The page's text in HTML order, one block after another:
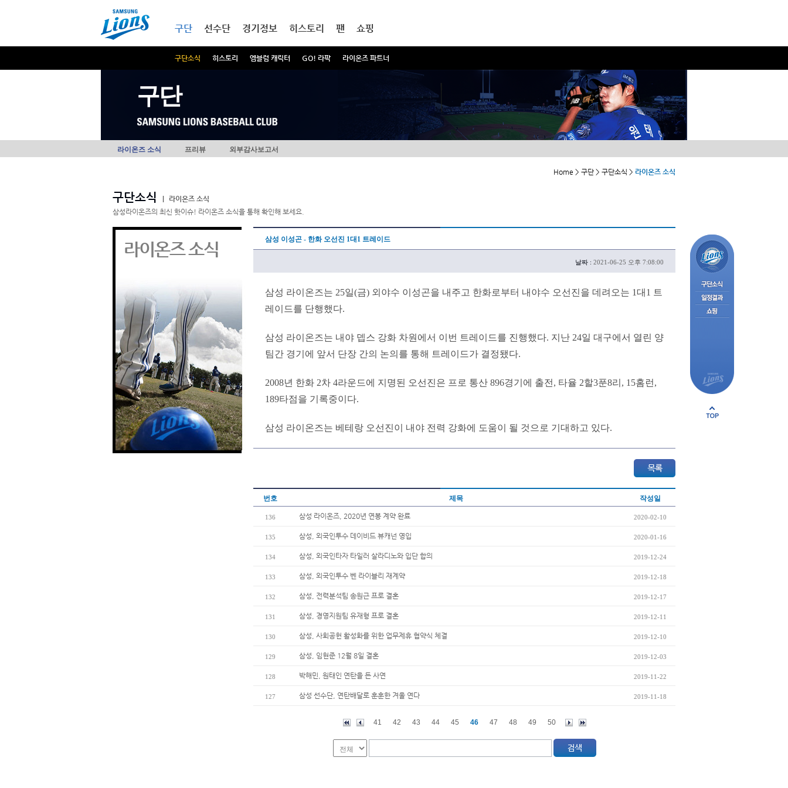
구단
구단소식 히스토리 엠블럼 캐릭터 GO! 라팍 라이온즈 파트너
선수단 경기정보 히스토리 팬 쇼핑
구단
라이온즈 소식 프리뷰 외부감사보고서
Home > 구단 > 구단소식 > 라이온즈 소식
구단소식
라이온즈 소식
삼성라이온즈의 최신 핫이슈! 라이온즈 소식을 통해 확인해 보세요.
라이온즈 소식 삼성 이성곤 - 한화 오선진 1대1 트레이드
날짜 : 2021-06-25 오후 7:08:00
삼성 라이온즈는 25일(금) 외야수 이성곤을 내주고 한화로부터 내야수 오선진을 데려오는 1대1 트
레이드를 단행했다.
삼성 라이온즈는 내야 뎁스 강화 차원에서 이번 트레이드를 진행했다. 지난 24일 대구에서 열린 양
팀간 경기에 앞서 단장 간의 논의를 통해 트레이드가 결정됐다.
2008년 한화 2차 4라운드에 지명된 오선진은 프로 통산 896경기에 출전, 타율 2할3푼8리, 15홈런,
189타점을 기록중이다.
삼성 라이온즈는 베테랑 오선진이 내야 전력 강화에 도움이 될 것으로 기대하고 있다.
번호 제목 작성일
136 삼성 라이온즈, 2020년 연봉 계약 완료 2020-02-10
135 삼성, 외국인투수 데이비드 뷰캐넌 영입 2020-01-16
134 삼성, 외국인타자 타일러 살라디노와 입단 합의 2019-12-24
133 삼성, 외국인투수 벤 라이블리 재계약 2019-12-18
132 삼성, 전력분석팀 송원근 프로 결혼 2019-12-17
131 삼성, 경영지원팀 유재형 프로 결혼 2019-12-11
130 삼성, 사회공헌 활성화를 위한 업무제휴 협약식 체결 2019-12-10
129 삼성, 임현준 12월 8일 결혼 2019-12-03
128 박해민, 원태인 연탄을 든 사연 2019-11-22
127 삼성 선수단, 연탄배달로 훈훈한 겨울 연다 2019-11-18
41 42 43 44 45 46 47 48 49 50